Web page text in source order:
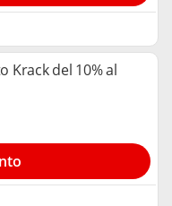
Krack del 10% al